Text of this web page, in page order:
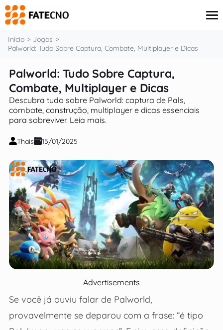
o
conteúdo
Aplicativos
Tutoriais
Governo
Renda Extra
Finanças
Início
Jogos
Palworld: Tudo Sobre Captura, Combate, Multiplayer e Dicas
Palworld: Tudo Sobre Captura,
Combate, Multiplayer e Dicas
Descubra tudo sobre Palworld: captura de Pals,
combate, construção, multiplayer e dicas essenciais
para sobreviver. Leia mais.
Thais 15/01/2025
Advertisements
Se você já ouviu falar de Palworld,
provavelmente se deparou com a frase: “é tipo